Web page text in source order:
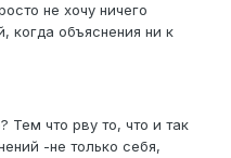
не хочу ничего
когда объяснения ни к
Тем что рву то, что и так
-не только себя,